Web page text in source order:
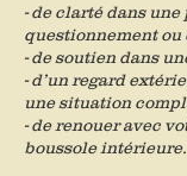
- de clarté dans une
questionnement ou
- de soutien dans
- d’un regard
une situation
- de renouer avec
boussole intérieure.